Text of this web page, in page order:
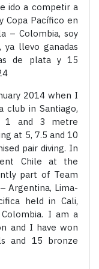
ido a competir a
Copa Pacífico en
– Colombia, soy
llevo ganadas
de plata y 15
2014 when I
club in Santiago,
1 and 3 metre
at 5, 7.5 and 10
pair diving. In
Chile at the
part of Team
Argentina, Lima-
held in Cali,
I am a
and I have won
and 15 bronze